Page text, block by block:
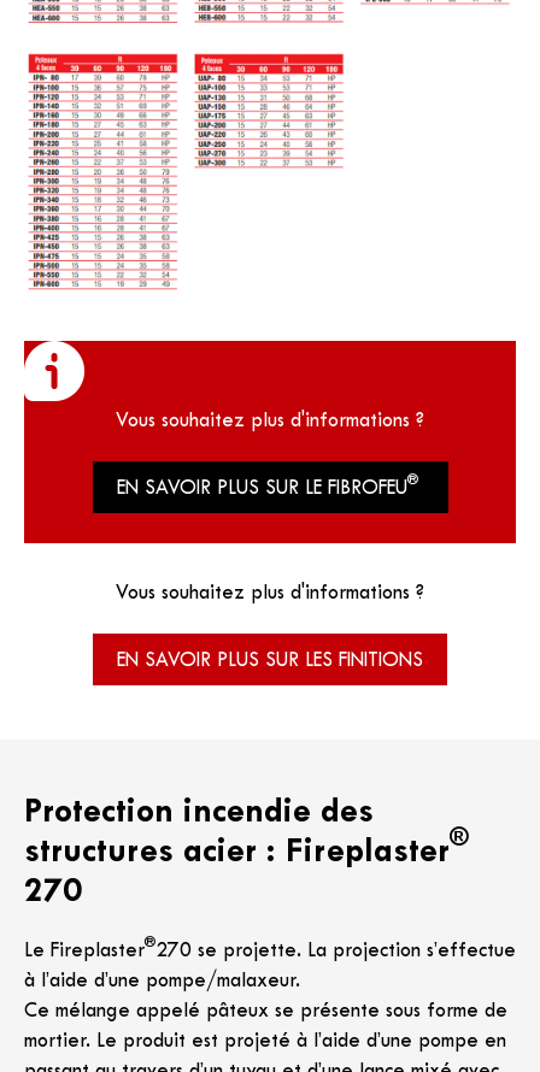
Vous souhaitez plus d'informations ?
EN SAVOIR PLUS SUR LE FIBROFEU®
Vous souhaitez plus d'informations ?
EN SAVOIR PLUS SUR LES FINITIONS
Protection incendie des
structures acier : Fireplaster®
270
Le Fireplaster®270 se projette. La projection s’effectue
à l’aide d’une pompe/malaxeur.
Ce mélange appelé pâteux se présente sous forme de
mortier. Le produit est projeté à l’aide d’une pompe en